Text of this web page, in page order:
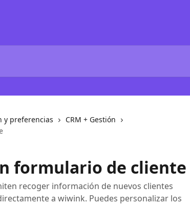
y preferencias
CRM + Gestión
formulario de cliente
recoger información de nuevos clientes
a wiwink. Puedes personalizar los